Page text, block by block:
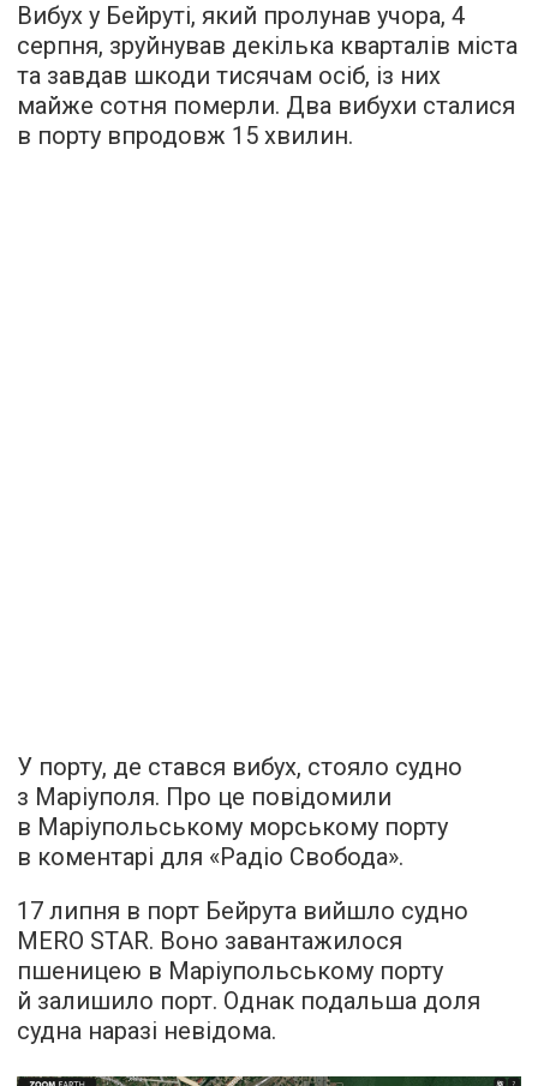
Вибух у Бейруті, який пролунав учора, 4
серпня, зруйнував декілька кварталів міста
та завдав шкоди тисячам осіб, із них
майже сотня померли. Два вибухи сталися
в порту впродовж 15 хвилин.
У порту, де стався вибух, стояло судно
з Маріуполя. Про це повідомили
в Маріупольському морському порту
в коментарі для «Радіо Свобода».
17 липня в порт Бейрута вийшло судно
MERO STAR. Воно завантажилося
пшеницею в Маріупольському порту
й залишило порт. Однак подальша доля
судна наразі невідома.